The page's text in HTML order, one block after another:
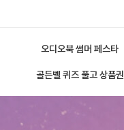
오디오북 썸머 페스타
골든벨 퀴즈 풀고 상품권